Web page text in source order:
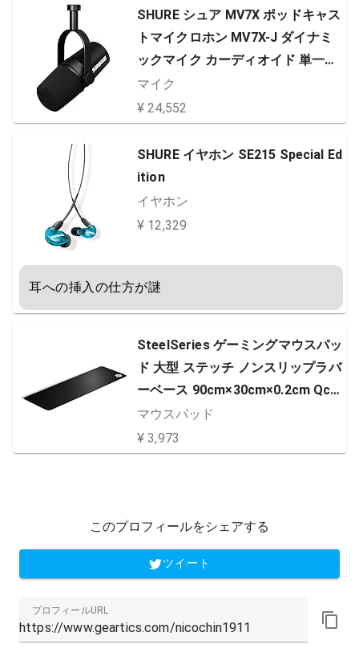
SHURE シュア MV7X ポッドキャス
トマイクロホン MV7X-J ダイナミ
ックマイク カーディオイド 単一指
向性 XLR 有線 ノイズ除去 配信 ス
トリーミング YouTube 録音 レコー
ディング 実況 ゲーム ゲーミング
ボーカル ナレーション DTM 宅録
テレワーク MOTIVシリーズ オーデ
ィ…
マイク
¥ 24,552
SHURE イヤホン SE215 Special Ed
ition
イヤホン
¥ 12,329
耳への挿入の仕方が謎
SteelSeries ゲーミングマウスパッ
ド 大型 ステッチ ノンスリップラバ
ーベース 90cm×30cm×0.2cm QcK
Edge XL 63824
マウスパッド
¥ 3,973
このプロフィールをシェアする
ツイート
プロフィールURL